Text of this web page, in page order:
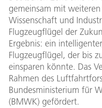
gemeinsam mit
Wissenschaft und
Flugzeugflügel der
Ergebnis: ein
Flugzeugflügel, der bis
einsparen könnte. Das
Rahmen des
Bundesministerium für
(BMWK) gefördert.